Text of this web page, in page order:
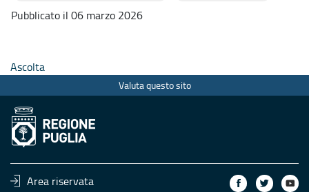
Pubblicato il 06 marzo 2026
Ascolta
Valuta questo sito
Area riservata